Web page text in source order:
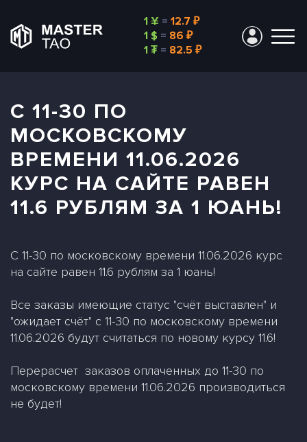
1 ¥ = 12.7 ₽
1 $ = 86 ₽
1 ₮= 82.5 ₽
С 11-30 ПО
МОСКОВСКОМУ
ВРЕМЕНИ 11.06.2026
КУРС НА САЙТЕ РАВЕН
11.6 РУБЛЯМ ЗА 1 ЮАНЬ!
С 11-30 по московскому времени 11.06.2026 курс
на сайте равен 11.6 рублям за 1 юань!
Все заказы имеющие статус "счёт выставлен" и
"ожидает счёт" с 11-30 по московскому времени
11.06.2026 будут считаться по новому курсу 11.6!
Перерасчет заказов оплаченных до 11-30 по
московскому времени 11.06.2026 производиться
не будет!